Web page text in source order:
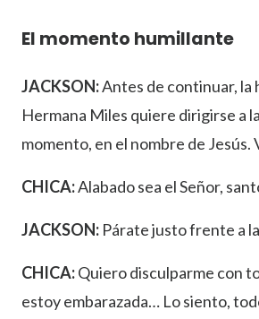
El momento humillante
JACKSON:Antes de continuar, la
Hermana Miles quiere dirigirse a
momento, en el nombre de Jesús.
CHICA:Alabado sea el Señor,
JACKSON: Párate justo frente a
CHICA:Quiero disculparme con
estoy embarazada… Lo siento,